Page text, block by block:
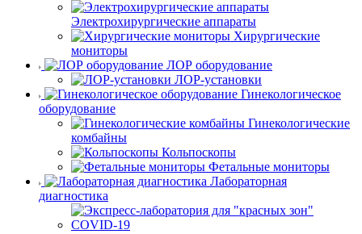
Электрохирургические аппараты
Хирургические
мониторы
ЛОР оборудование
ЛОР-установки
Гинекологическое
оборудование
Гинекологические
комбайны
Кольпоскопы
Фетальные мониторы
Лабораторная
диагностика